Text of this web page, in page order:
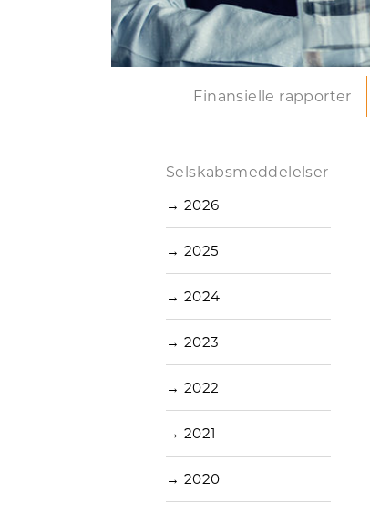
Finansielle rapporter
Selskabsmeddelelser
→ 2026
→ 2025
→ 2024
→ 2023
→ 2022
→ 2021
→ 2020